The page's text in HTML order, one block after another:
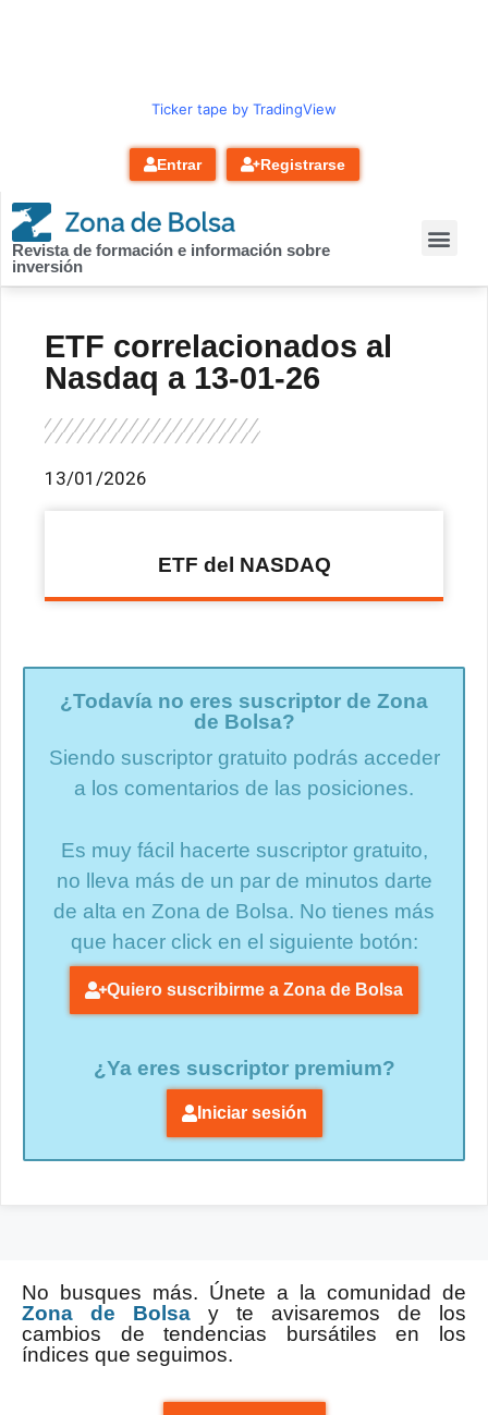
Ticker tape by TradingView
Entrar Registrarse
Revista de formación e información sobre
inversión
ETF correlacionados al
Nasdaq a 13-01-26
13/01/2026
ETF del NASDAQ
¿Todavía no eres suscriptor de Zona
de Bolsa?
Siendo suscriptor gratuito podrás acceder
a los comentarios de las posiciones.
Es muy fácil hacerte suscriptor gratuito,
no lleva más de un par de minutos darte
de alta en Zona de Bolsa. No tienes más
que hacer click en el siguiente botón:
Quiero suscribirme a Zona de Bolsa
¿Ya eres suscriptor premium?
Iniciar sesión
No busques más. Únete a la comunidad de
Zona de Bolsa y te avisaremos de los
cambios de tendencias bursátiles en los
índices que seguimos.